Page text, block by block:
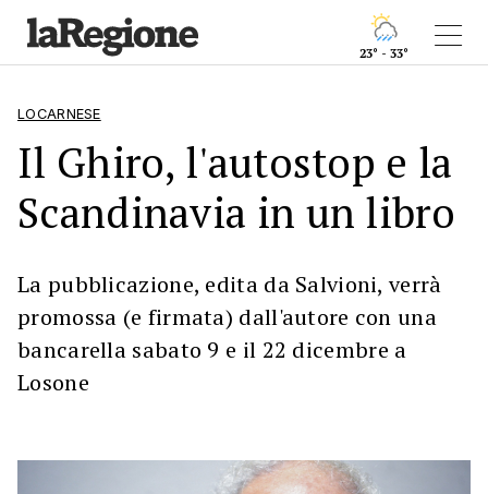
23° - 33°
LOCARNESE
Il Ghiro, l'autostop e la
Scandinavia in un libro
La pubblicazione, edita da Salvioni, verrà
promossa (e firmata) dall'autore con una
bancarella sabato 9 e il 22 dicembre a
Losone